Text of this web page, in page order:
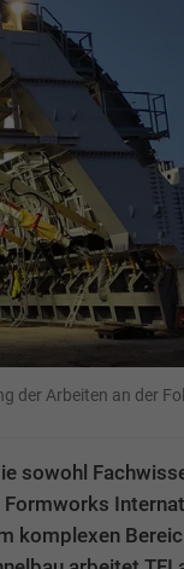
der Arbeiten an der
sowohl
komplexen